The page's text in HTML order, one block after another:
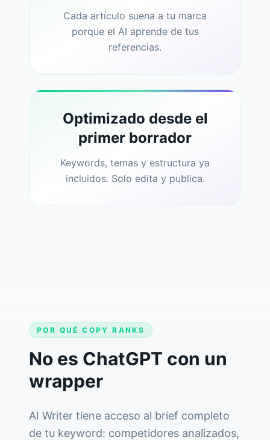
Cada artículo suena a tu marca
porque el AI aprende de tus
referencias.
Optimizado desde el
primer borrador
Keywords, temas y estructura ya
incluidos. Solo edita y publica.
POR QUÉ COPY RANKS
No es ChatGPT con un
wrapper
AI Writer tiene acceso al brief completo
de tu keyword: competidores analizados,